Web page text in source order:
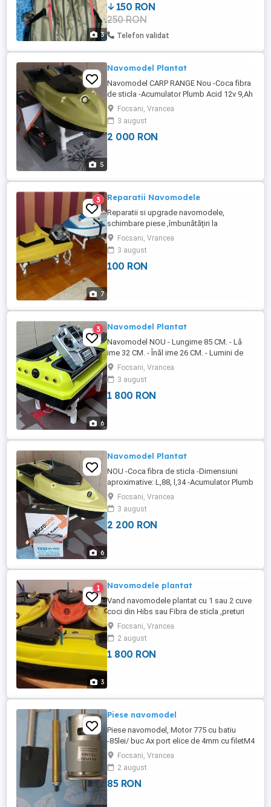
3
150 RON
250 RON
Telefon validat
5
Navomodel Plantat
Navomodel CARP RANGE Nou -Coca fibra
de sticla -Acumulator Plumb Acid 12v 9,Ah
-Incarcator pentru Plumb Acid -Volmetru
alfa numeric - afiseaza starea
acumulatorului. -Lumini pozitii fata spate
actionate din radiocomanda -Leduri lumini
Focsani, Vrancea
3 august
2 000 RON
7
3 Reparatii Navomodele
Reparatii si upgrade navomodele,
schimbare piese ,îmbunătățiri la
navomodelele existente , electronica
becuri, motor, servo, cuvare independenta
cu semnalizare led, Constriuesc si
navomodele noi din fibra de sticla sau
Focsani, Vrancea
3 august
100 RON
6
3 Navomodel Plantat
Navomodel NOU - Lungime 85 CM. - Lă
ime 32 CM. - Înăl ime 26 CM. - Lumini de
noapte actionate din radiocomanda -
Sistem de semnalizare la basculare. - Far
de 3W actionat separat.( din
telecomanda) -Lumini pe led de 8mm -
Focsani, Vrancea
3 august
1 800 RON
6
Navomodel Plantat
NOU -Coca fibra de sticla -Dimensiuni
aproximative: L,88, l,34 -Acumulator Plumb
Acid 12v/9,6Ah sau lipo 4 s ( este echipata
cu Pb) -Incarcator pentru Plumb Acid -
Volmetru alfa numeric - afiseaza starea
acumulatorului. -Lumini pozitii fata/spate
Focsani, Vrancea
3 august
2 200 RON
3
1 Navomodele plantat
Vand navomodele plantat cu 1 sau 2 cuve
coci din Hibs sau Fibra de sticla ,preturi
incepand de la 1650 pana la 2250 lei
Navomodelele sunt noi si au garantie de
minim 1an . Detalii la tel .
Focsani, Vrancea
2 august
1 800 RON
Piese navomodel
Piese navomodel, Motor 775 cu batiu
-85lei/ buc Ax port elice de 4mm cu filetM4
-40lei buc Carma inox(vopsita negru)
-35lei buc Piesele sunt noi , Pentru detalii
Focsani, Vrancea
2 august
85 RON